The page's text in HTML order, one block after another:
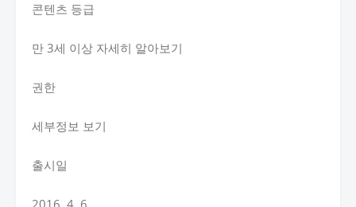
콘텐츠 등급
만 3세 이상 자세히 알아보기
권한
세부정보 보기
출시일
2016. 4. 6.